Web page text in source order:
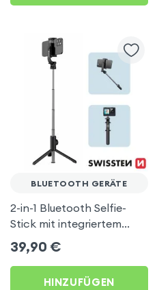
BLUETOOTH GERÄTE
2-in-1 Bluetooth Selfie-
Stick mit integriertem
Stativ, Swissten – Schwarz
39,90 €
HINZUFÜGEN